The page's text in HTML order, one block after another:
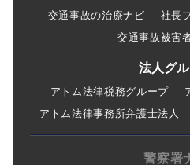
交通事故の治療ナビ
社長
交通事故被害
法人グ
アトム法律税務グループ
アトム法律事務所弁護士法人
警察署